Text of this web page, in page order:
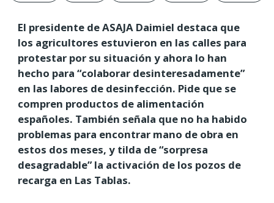
El presidente de ASAJA Daimiel destaca que
los agricultores estuvieron en las calles para
protestar por su situación y ahora lo han
hecho para “colaborar desinteresadamente”
en las labores de desinfección. Pide que se
compren productos de alimentación
españoles. También señala que no ha habido
problemas para encontrar mano de obra en
estos dos meses, y tilda de “sorpresa
desagradable” la activación de los pozos de
recarga en Las Tablas.